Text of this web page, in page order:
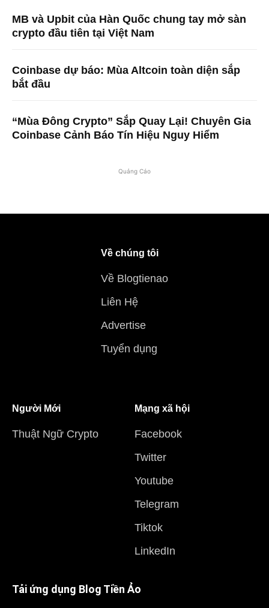
MB và Upbit của Hàn Quốc chung tay mở sàn
crypto đầu tiên tại Việt Nam
Coinbase dự báo: Mùa Altcoin toàn diện sắp
bắt đầu
“Mùa Đông Crypto” Sắp Quay Lại! Chuyên Gia
Coinbase Cảnh Báo Tín Hiệu Nguy Hiểm
Quảng Cáo
Về chúng tôi
Về Blogtienao
Liên Hệ
Advertise
Tuyển dụng
Người Mới
Thuật Ngữ Crypto
Mạng xã hội
Facebook
Twitter
Youtube
Telegram
Tiktok
LinkedIn
Tải ứng dụng Blog Tiền Ảo